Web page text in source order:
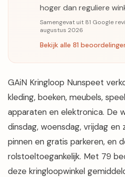
hoger dan reguliere
Samengevat uit 81 Google
augustus 2026
Bekijk alle 81
GAiN Kringloop Nunspeet
kleding, boeken, meubels,
apparaten en elektronica. De
dinsdag, woensdag, vrijdag
pinnen en gratis parkeren, en
rolstoeltoegankelijk. Met 79
deze kringloopwinkel